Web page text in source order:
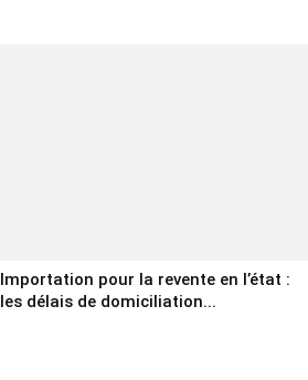
Importation pour la revente en l’état :
les délais de domiciliation...